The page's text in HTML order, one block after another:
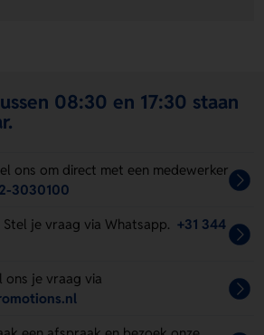
08:30 en 17:30 staan
ons om direct met een medewerker
3030100
Stel je vraag via Whatsapp. +31 344
ons je vraag via